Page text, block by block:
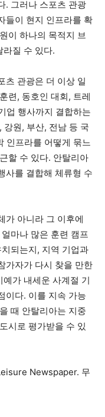
. 그러나 스포츠 관광
들이 현지 인프라를 확
이 하나의 목적지 브
라질 수 있다.
츠 관광은 더 이상 일
련, 동호인 대회, 트레
업 행사까지 결합하는
강원, 부산, 전남 등 국
인프라를 어떻게 묶느
할 수 있다. 안탈리아
사를 결합해 체류형 수
가 아니라 그 이후에
마나 많은 훈련 캠프
되는지, 지역 기업과
가자가 다시 찾을 만한
가 내세운 사계절 기
이다. 이를 지속 가능
때 안탈리아는 지중
시로 평가받을 수 있
Newspaper. 무